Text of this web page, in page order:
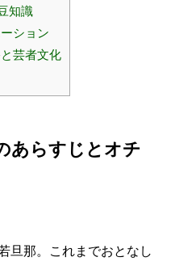
知識
ション
芸者文化
あらすじとオチ
旦那。これまでおとなし